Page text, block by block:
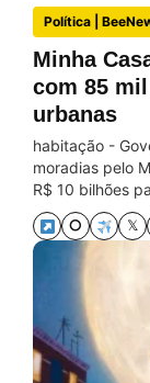
Política |
Minha
com 85
urbanas
habitação -
moradias pelo
R$ 10 bilhões
⭘ 𝕏